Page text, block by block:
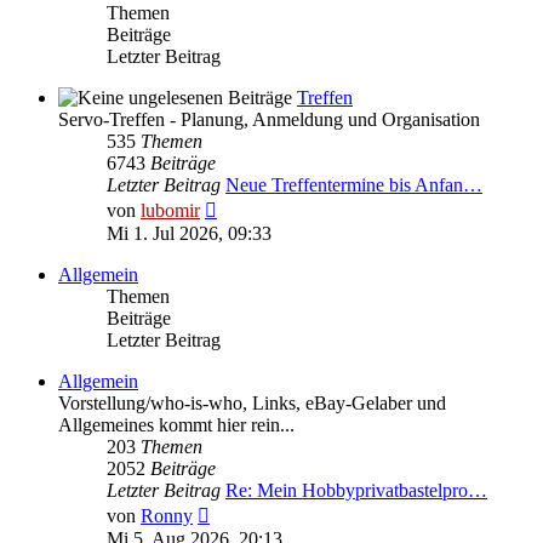
Themen
Beiträge
Letzter Beitrag
Treffen
Servo-Treffen - Planung, Anmeldung und Organisation
535 Themen
6743 Beiträge
Letzter Beitrag Neue Treffentermine bis Anfan…
von lubomir
Beitrag
Mi 1. Jul 2026, 09:33
Allgemein
Themen
Beiträge
Letzter Beitrag
Allgemein
Vorstellung/who-is-who, Links, eBay-Gelaber und
Allgemeines kommt hier rein...
203 Themen
2052 Beiträge
Letzter Beitrag Re: Mein Hobbyprivatbastelpro…
von Ronny
Beitrag